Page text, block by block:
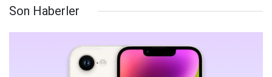
Son Haberler